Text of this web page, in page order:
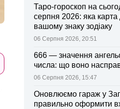
Таро-гороскоп на
серпня 2026: яка
вашому знаку зодіаку
06 Серпня 2026, 20:51
666 — значення
числа: що воно
06 Серпня 2026, 15:47
Оновлюємо гараж у
правильно оформити